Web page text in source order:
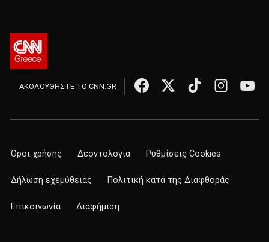
ΑΚΟΛΟΥΘΗΣΤΕ ΤΟ CNN.GR
Όροι χρήσης Δεοντολογία Ρυθμίσεις Cookies
Δήλωση εχεμύθειας Πολιτική κατά της Διαφθοράς
Επικοινωνία Διαφήμιση